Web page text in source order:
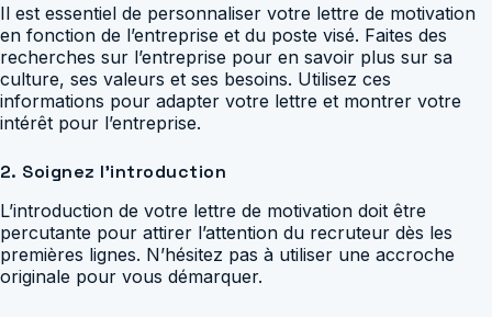
Il est essentiel de personnaliser votre lettre de motivation
en fonction de l’entreprise et du poste visé. Faites des
recherches sur l’entreprise pour en savoir plus sur sa
culture, ses valeurs et ses besoins. Utilisez ces
informations pour adapter votre lettre et montrer votre
intérêt pour l’entreprise.
2. Soignez l’introduction
L’introduction de votre lettre de motivation doit être
percutante pour attirer l’attention du recruteur dès les
premières lignes. N’hésitez pas à utiliser une accroche
originale pour vous démarquer.